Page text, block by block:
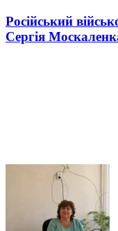
Російський
Сергія